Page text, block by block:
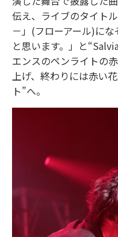
伝え、ライブのタイト
－」(フローアール)に
と思います。」と
エンスのペンライトの
上げ、終わりには赤い
ト”へ。